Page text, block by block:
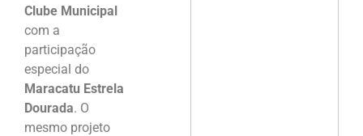
Clube Municipal
com a
participação
especial do
Maracatu Estrela
Dourada. O
mesmo projeto